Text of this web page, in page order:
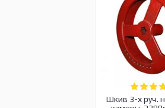
Шкив 3-х руч.